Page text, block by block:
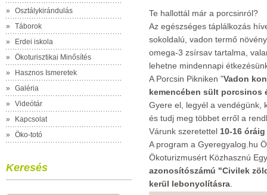
»
Osztálykirándulás
»
Táborok
»
Erdei iskola
»
Ökoturisztikai Minősítés
»
Hasznos Ismeretek
»
Galéria
»
Videótár
»
Kapcsolat
»
Öko-totó
Keresés
Te hallottál már a porcsinról?
Az egészséges táplálkozás
sokoldalú, vadon termő
omega-3 zsírsav tartalma,
lehetne mindennapi
A Porcsin Pikniken "Vadon
kemencében sült porcsinos
Gyere el, legyél a vendégünk,
és tudj meg többet erről a
Várunk szeretettel 10-16 óráig
A program a Gyeregyalog.hu
Ökoturizmusért Közhasznú
azonosítószámú "Civilek
kerül lebonyolításra